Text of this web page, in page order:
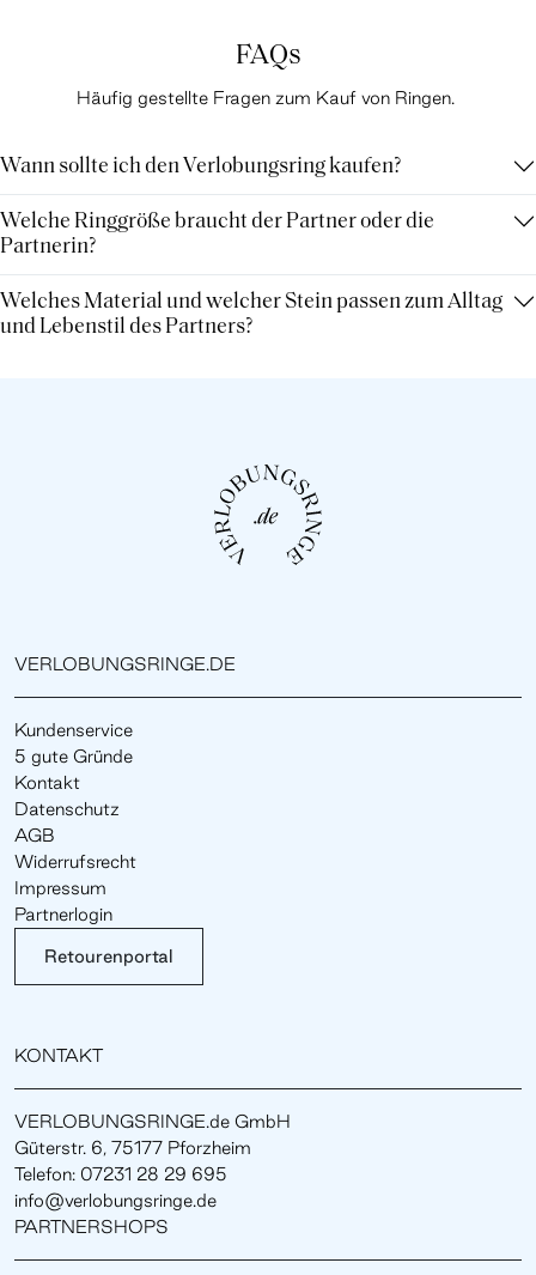
FAQs
Häufig gestellte Fragen zum Kauf von Ringen.
Wann sollte ich den Verlobungsring kaufen?
Welche Ringgröße braucht der Partner oder die
Partnerin?
Welches Material und welcher Stein passen zum Alltag
und Lebenstil des Partners?
VERLOBUNGSRINGE.DE
Kundenservice
5 gute Gründe
Kontakt
Datenschutz
AGB
Widerrufsrecht
Impressum
Partnerlogin
Retourenportal
KONTAKT
VERLOBUNGSRINGE.de GmbH
Güterstr. 6, 75177 Pforzheim
Telefon: 07231 28 29 695
info@verlobungsringe.de
PARTNERSHOPS